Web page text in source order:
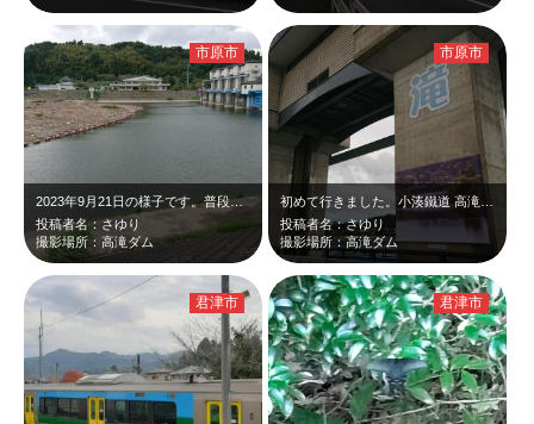
2023年9月21日の様子です。普段から流木が多いのか、9月8日に台風13号が…
投稿者名：さゆり
撮影場所：高滝ダム
市原市
投稿者名：さゆり
撮影場所：高滝ダム
市原市
君津市 君津市